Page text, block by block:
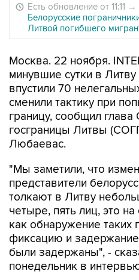
Есть обновление от 11:11 →
Белорусские
Литвой погибшего
Москва. 22 ноября.
минувшие сутки в
впустили 70
сменили тактику при
границу, сообщил
госграницы Литвы
Любаевас.
"Мы заметили, что
представители
толкают в Литву
четыре, пять лиц, это
как обнаружение таких
фиксацию и
были задержаны", -
понедельник в